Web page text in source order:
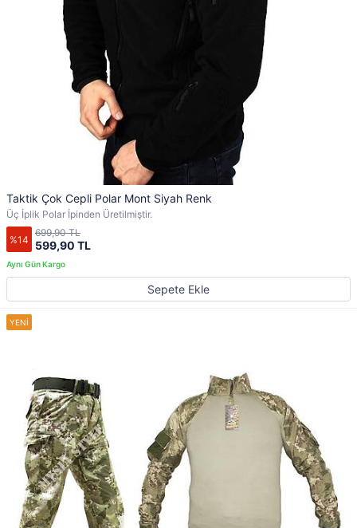
Taktik Çok Cepli Polar Mont Siyah Renk
Üç İplik Polar İpinden Üretilmiştir.
%14 599,90 TL
699,90 TL
Sepete Ekle